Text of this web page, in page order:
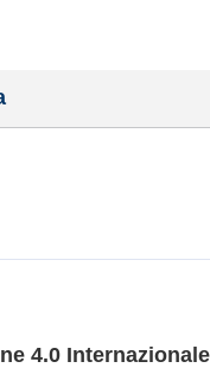
4.0 Internazionale